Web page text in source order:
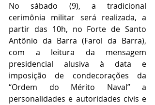
No sábado (9), a tradicional
cerimônia militar será realizada, a
partir das 10h, no Forte de Santo
Antônio da Barra (Farol da Barra),
com a leitura da mensagem
presidencial alusiva à data e
imposição de condecorações da
“Ordem do Mérito Naval” a
personalidades e autoridades civis e